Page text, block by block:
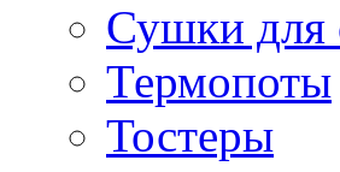
Сушки для
Термопоты
Тостеры